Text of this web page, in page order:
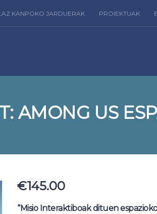
KANPOKO JARDUERAK PROIEKTUAK
AMONG US
€145.00
“Misio Interaktiboak dituen espazioko